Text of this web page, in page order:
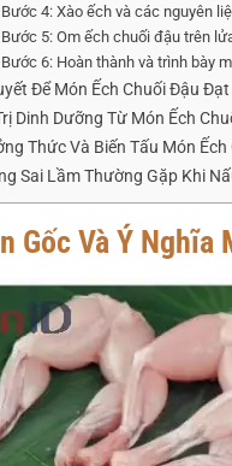
Bước 4: Xào ếch và các nguyên
Bước 5: Om ếch chuối đậu trên
Bước 6: Hoàn thành và trình bày
Để Món Ếch Chuối Đậu
Dinh Dưỡng Từ Món Ếch
Thức Và Biến Tấu Món Ếch
Sai Lầm Thường Gặp Khi
Gốc Và Ý